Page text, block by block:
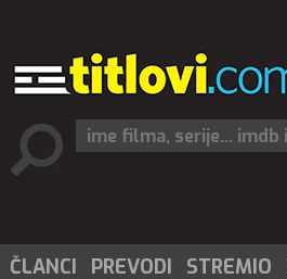
ČLANCI PREVODI STREMIO